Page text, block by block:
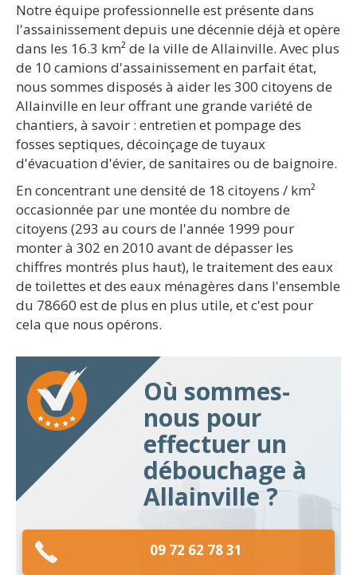
Notre équipe professionnelle est présente dans
l'assainissement depuis une décennie déjà et opère
dans les 16.3 km² de la ville de Allainville. Avec plus
de 10 camions d'assainissement en parfait état,
nous sommes disposés à aider les 300 citoyens de
Allainville en leur offrant une grande variété de
chantiers, à savoir : entretien et pompage des
fosses septiques, décoinçage de tuyaux
d'évacuation d'évier, de sanitaires ou de baignoire.
En concentrant une densité de 18 citoyens / km²
occasionnée par une montée du nombre de
citoyens (293 au cours de l'année 1999 pour
monter à 302 en 2010 avant de dépasser les
chiffres montrés plus haut), le traitement des eaux
de toilettes et des eaux ménagères dans l'ensemble
du 78660 est de plus en plus utile, et c'est pour
cela que nous opérons.
Où sommes-
nous pour
effectuer un
débouchage à
Allainville ?
09 72 62 78 31